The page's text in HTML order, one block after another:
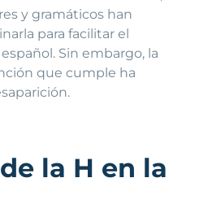
y gramáticos han
para facilitar el
Sin embargo, la
que cumple ha
la H en la